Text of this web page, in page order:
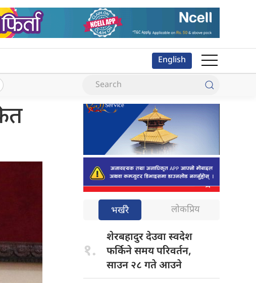
English
भर्खरै लोकप्रिय
१.
शेरबहादुर देउवास्वदेश
फर्किने समय परिवर्तन,
साउन २८ गते आउने